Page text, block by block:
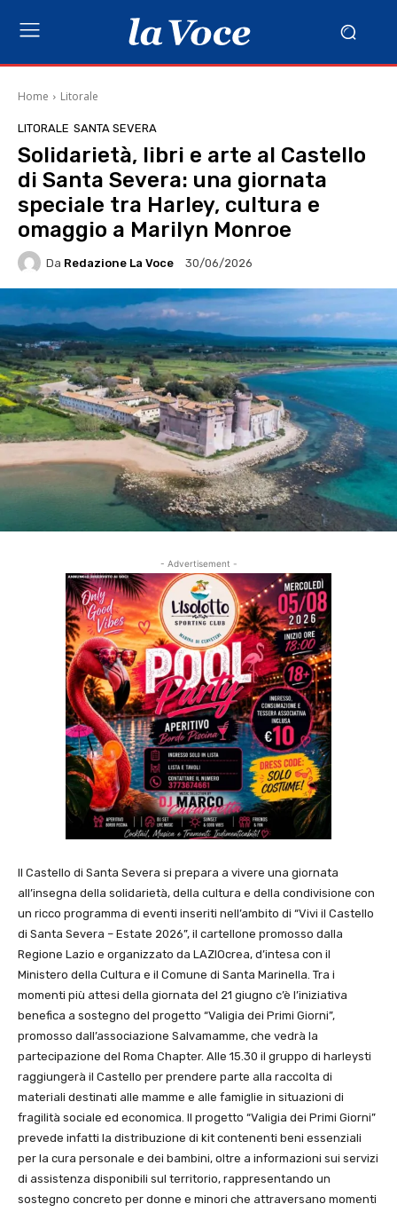
Home Litorale
LITORALE SANTA SEVERA
Solidarietà, libri e arte al Castello
di Santa Severa: una giornata
speciale tra Harley, cultura e
omaggio a Marilyn Monroe
Da Redazione La Voce 30/06/2026
- Advertisement -
Il Castello di Santa Severa si prepara a vivere una giornata
all’insegna della solidarietà, della cultura e della condivisione con
un ricco programma di eventi inseriti nell’ambito di “Vivi il Castello
di Santa Severa – Estate 2026”, il cartellone promosso dalla
Regione Lazio e organizzato da LAZIOcrea, d’intesa con il
Ministero della Cultura e il Comune di Santa Marinella. Tra i
momenti più attesi della giornata del 21 giugno c’è l’iniziativa
benefica a sostegno del progetto “Valigia dei Primi Giorni”,
promosso dall’associazione Salvamamme, che vedrà la
partecipazione del Roma Chapter. Alle 15.30 il gruppo di harleysti
raggiungerà il Castello per prendere parte alla raccolta di
materiali destinati alle mamme e alle famiglie in situazioni di
fragilità sociale ed economica. Il progetto “Valigia dei Primi Giorni”
prevede infatti la distribuzione di kit contenenti beni essenziali
per la cura personale e dei bambini, oltre a informazioni sui servizi
di assistenza disponibili sul territorio, rappresentando un
sostegno concreto per donne e minori che attraversano momenti